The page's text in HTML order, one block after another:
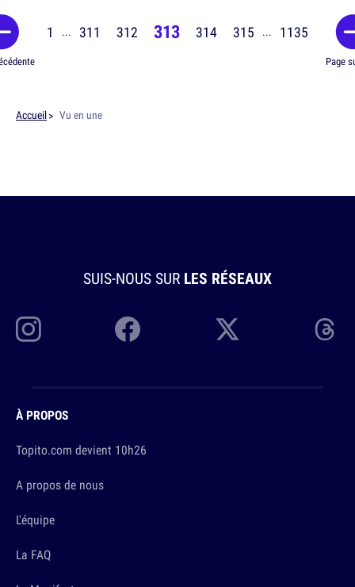
1 ... 311 312 313 314 315 ... 1135
Page
Accueil Vu en une
SUIS-NOUS SUR LES RÉSEAUX
À PROPOS
Topito.com devient 10h26
A propos de nous
L'équipe
La FAQ